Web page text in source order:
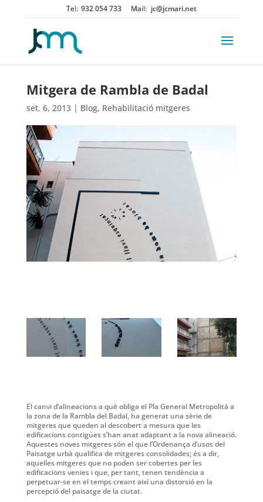
932 054 733 jc@jcmari.net
Mitgera de Rambla de Badal
set. 6, 2013| Blog, Rehabilitació mitgeres
El canvi d’alineacions a què obliga el Pla General Metropolità a
la zona de la Rambla del Badal, ha generat una sèrie de
mitgeres que queden al descobert a mesura que les
edificacions contigües s’han anat adaptant a la nova alineació.
Aquestes noves mitgeres són el que l’Ordenança d’usos del
Paisatge urbà qualifica de mitgeres consolidades; és a dir,
aquelles mitgeres que no poden ser cobertes per les
edificacions venies i que, per tant, tenen tendència a
perpetuar-se en el temps creant així una distorsió en la
percepció del paisatge de la ciutat.